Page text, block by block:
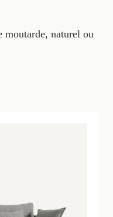
moutarde, naturel ou